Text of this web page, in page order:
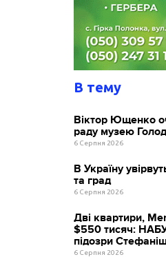
В тему
Віктор Ющенко
раду музею
6 Серпня 2026
В Україну
та град
6 Серпня 2026
Дві квартири,
$550 тисяч:
підозри
6 Серпня 2026